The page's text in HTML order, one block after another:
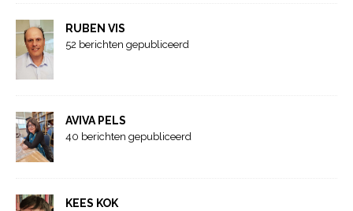
RUBEN VIS
52 berichten gepubliceerd
AVIVA PELS
40 berichten gepubliceerd
KEES KOK